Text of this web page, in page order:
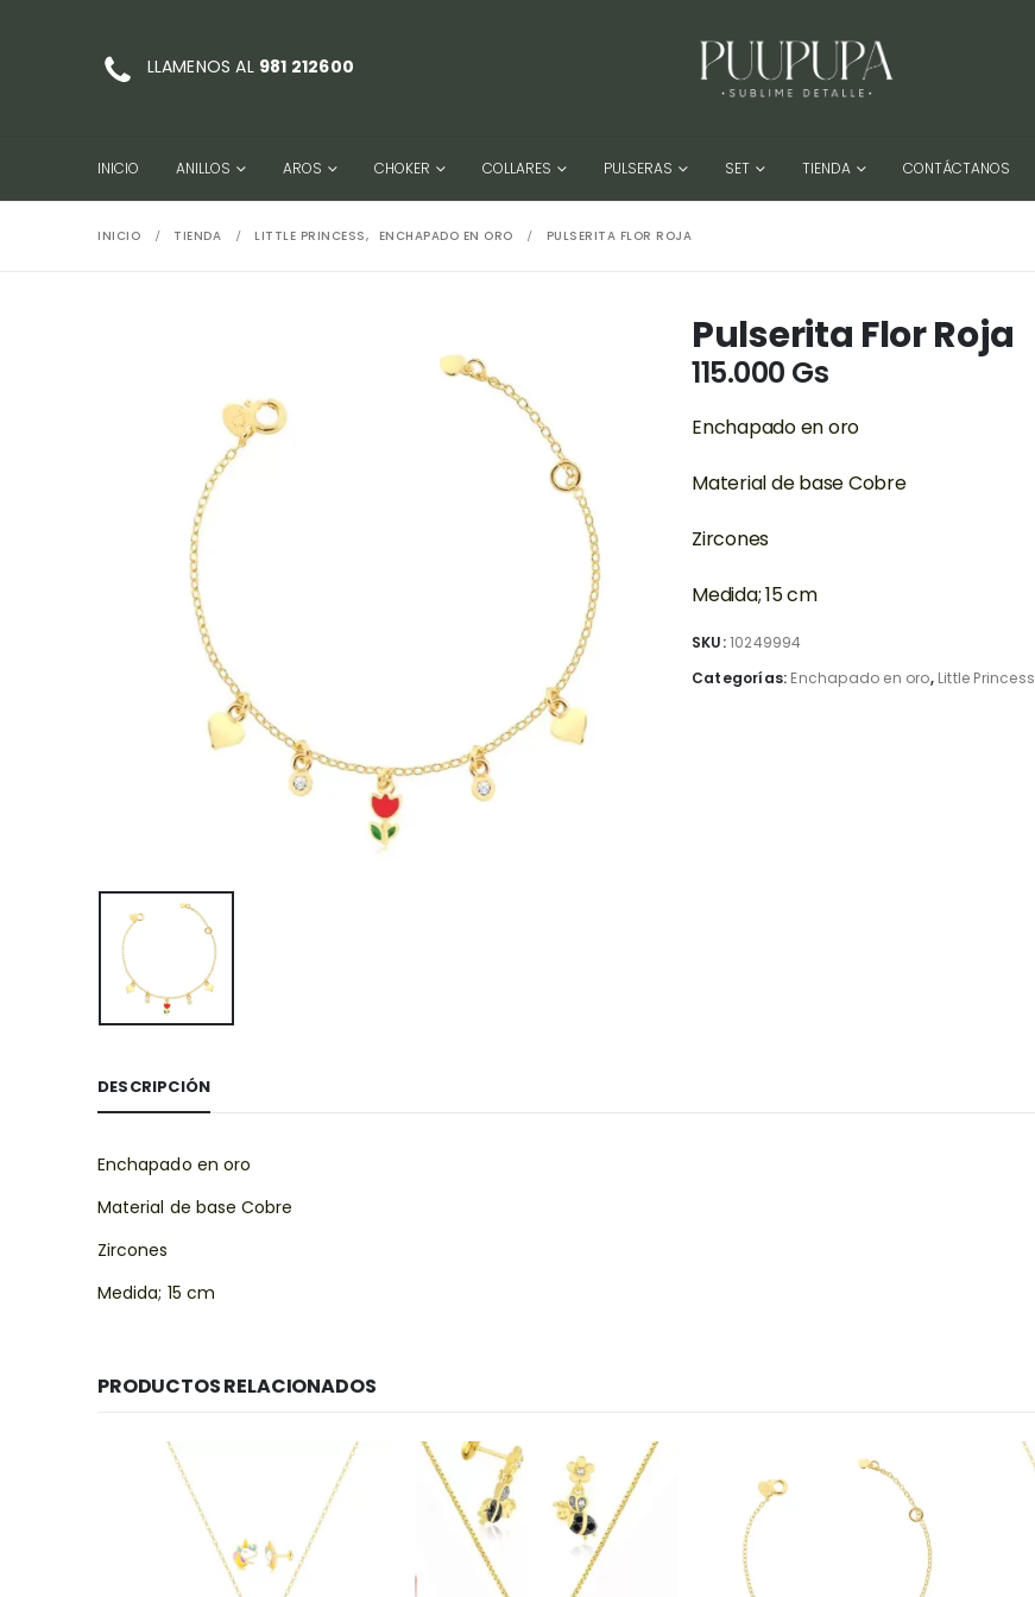
LLAMENOS AL 981 212600
INICIO ANILLOS AROS CHOKER COLLARES PULSERAS SET TIENDA CONTÁCTANOS
INICIO TIENDA LITTLE PRINCESS, ENCHAPADO EN ORO PULSERITA FLOR ROJA
Pulserita Flor Roja
115.000 Gs
Enchapado en oro
Material de base Cobre
Zircones
Medida; 15 cm
SKU:10249994
Categorías: Enchapado en oro, Little Princess
DESCRIPCIÓN
Enchapado en oro
Material de base Cobre
Zircones
Medida; 15 cm
PRODUCTOS RELACIONADOS